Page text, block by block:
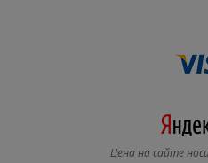
Цена на сайте